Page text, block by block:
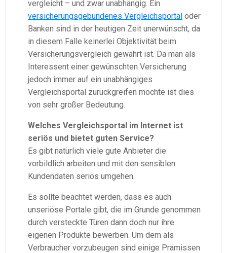
vergleicht – und zwar unabhängig. Ein
versicherungsgebundenes Vergleichsportal oder
Banken sind in der heutigen Zeit unerwünscht, da
in diesem Falle keinerlei Objektivität beim
Versicherungsvergleich gewahrt ist. Da man als
Interessent einer gewünschten Versicherung
jedoch immer auf ein unabhängiges
Vergleichsportal zurückgreifen möchte ist dies
von sehr großer Bedeutung.
Welches Vergleichsportal im Internet ist
seriös und bietet guten Service?
Es gibt natürlich viele gute Anbieter die
vorbildlich arbeiten und mit den sensiblen
Kundendaten seriös umgehen.
Es sollte beachtet werden, dass es auch
unseriöse Portale gibt, die im Grunde genommen
durch versteckte Türen dann doch nur ihre
eigenen Produkte bewerben. Um dem als
Verbraucher vorzubeugen sind einige Prämissen